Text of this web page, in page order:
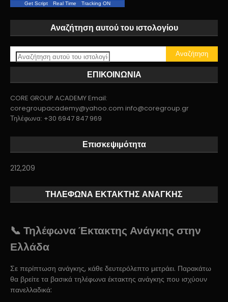
Get Script Real Time Tracking ON
Αναζήτηση αυτού του ιστολογίου
ΕΠΙΚΟΙΝΩΝΙΑ
CORE GROUP ACADEMY Email:
coregroupacademy@yahoo.com info@coregroup.gr
Τηλέφωνα: +30 6947 847 969
Επισκεψιμότητα
212,209
ΤΗΛΕΦΩΝΑ ΕΚΤΑΚΤΗΣ ΑΝΑΓΚΗΣ
📞 Τηλέφωνα Έκτακτης Ανάγκης στην
Ελλάδα
Σε περίπτωση ανάγκης, κάθε δευτερόλεπτο μετράει. Παρακάτω
θα βρείτε τα βασικά τηλέφωνα έκτακτης ανάγκης που ισχύουν
πανελλαδικά: